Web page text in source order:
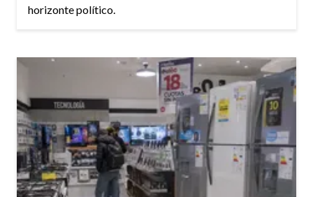
horizonte político.